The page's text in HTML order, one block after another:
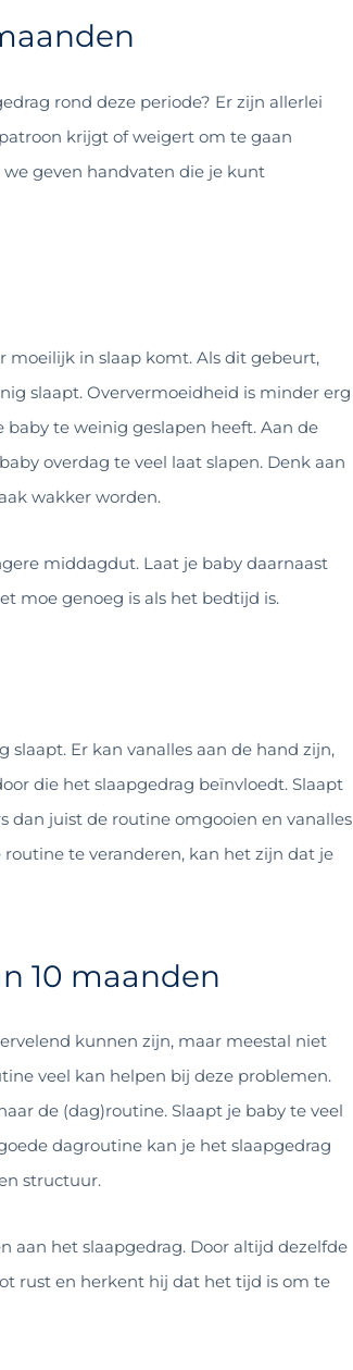
rond deze periode? Er zijn allerlei
krijgt of weigert om te gaan
geven handvaten die je kunt
moeilijk in slaap komt. Als dit gebeurt,
slaapt. Oververmoeidheid is minder erg
te weinig geslapen heeft. Aan de
overdag te veel laat slapen. Denk aan
wakker worden.
middagdut. Laat je baby daarnaast
moe genoeg is als het bedtijd is.
Er kan vanalles aan de hand zijn,
die het slaapgedrag beïnvloedt. Slaapt
dan juist de routine omgooien en vanalles
routine te veranderen, kan het zijn dat je
10 maanden
kunnen zijn, maar meestal niet
veel kan helpen bij deze problemen.
de (dag)routine. Slaapt je baby te veel
dagroutine kan je het slaapgedrag
structuur.
aan het slaapgedrag. Door altijd dezelfde
rust en herkent hij dat het tijd is om te